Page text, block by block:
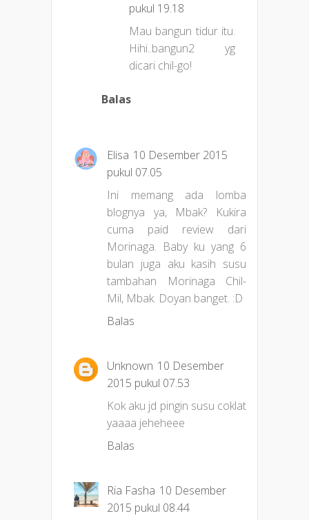
pukul 19.18
Mau bangun tidur itu.
Hihi..bangun2 yg
dicari chil-go!
Balas
Elisa 10 Desember 2015
pukul 07.05
Ini memang ada lomba
blognya ya, Mbak? Kukira
cuma paid review dari
Morinaga. Baby ku yang 6
bulan juga aku kasih susu
tambahan Morinaga Chil-
Mil, Mbak. Doyan banget. :D
Balas
Unknown 10 Desember
2015 pukul 07.53
Kok aku jd pingin susu coklat
yaaaa jeheheee
Balas
Ria Fasha 10 Desember
2015 pukul 08.44